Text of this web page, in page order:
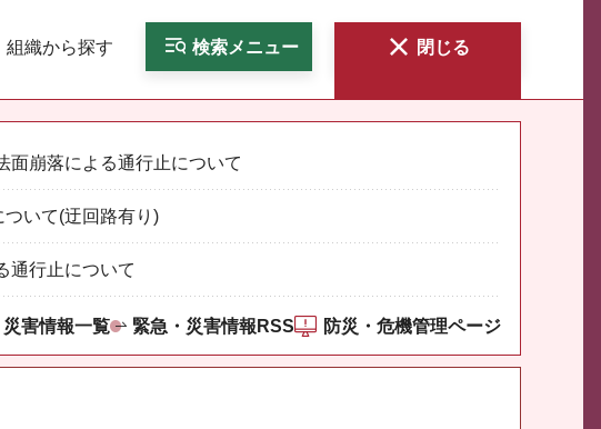
組織から探す 検索メニュー 閉じる
面崩落による通行止について
いて(迂回路有り)
通行止について
災害情報一覧 緊急・災害情報RSS 防災・危機管理ページ